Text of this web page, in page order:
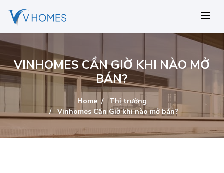
VINHOMES CẦN GIỜ KHI NÀO MỞ
BÁN?
Home
Thị trường
Vinhomes Cần Giờ khi nào mở bán?